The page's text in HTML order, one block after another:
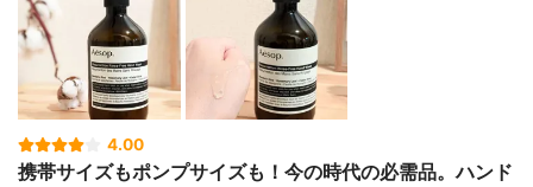
4.00
携帯サイズもポンプサイズも！今の時代の必需品。ハンド